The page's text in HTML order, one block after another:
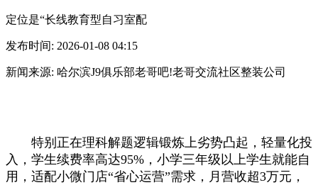
定位是“长线教育型自习室配
发布时间: 2026-01-08 04:15
新闻来源: 哈尔滨J9俱乐部老哥吧!老哥交流社区整装公司
特别正在理科解题逻辑锻炼上劣势凸起，轻量化投
入，学生续费率高达95%，小学三年级以上学生就能自
用，适配小微门店“省心运营”需求，月营收超3万元，